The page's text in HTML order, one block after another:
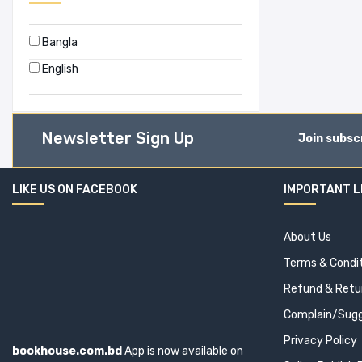
Oscar Wilde
Paulo Coelho
Pearl S. Buck
Rabindranath Tagore
Richard Bach
Ripon Haque
S. M. Ali
Bangla
English
Newsletter Sign Up Join
LIKE US ON FACEBOOK
bookhouse.com.bd App is now available on
IMPORTANT
About Us
Terms &
Refund &
Complain/
Privacy Policy